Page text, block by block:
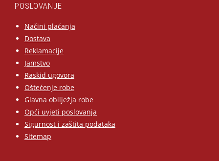
POSLOVANJE
Načini plaćanja
Dostava
Reklamacije
Jamstvo
Raskid ugovora
Oštećenje robe
Glavna obilježja robe
Opći uvjeti poslovanja
Sigurnost i zaštita podataka
Sitemap